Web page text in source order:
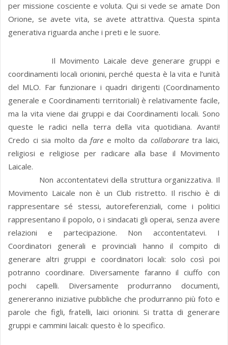
per missione cosciente e voluta. Qui si vede se amate Don
Orione, se avete vita, se avete attrattiva. Questa spinta
generativa riguarda anche i preti e le suore.
Il Movimento Laicale deve generare gruppi e
coordinamenti locali orionini, perché questa è la vita e l’unità
del MLO. Far funzionare i quadri dirigenti (Coordinamento
generale e Coordinamenti territoriali) è relativamente facile,
ma la vita viene dai gruppi e dai Coordinamenti locali. Sono
queste le radici nella terra della vita quotidiana. Avanti!
Credo ci sia molto dafare e molto da collaboraretra laici,
religiosi e religiose per radicare alla base il Movimento
Laicale.
Non accontentatevi della struttura organizzativa. Il
Movimento Laicale non è un Club ristretto. Il rischio è di
rappresentare sé stessi, autoreferenziali, come i politici
rappresentano il popolo, o i sindacati gli operai, senza avere
relazioni e partecipazione. Non accontentatevi. I
Coordinatori generali e provinciali hanno il compito di
generare altri gruppi e coordinatori locali: solo così poi
potranno coordinare. Diversamente faranno il ciuffo con
pochi capelli. Diversamente produrranno documenti,
genereranno iniziative pubbliche che produrranno più foto e
parole che figli, fratelli, laici orionini. Si tratta di generare
gruppi e cammini laicali: questo è lo specifico.